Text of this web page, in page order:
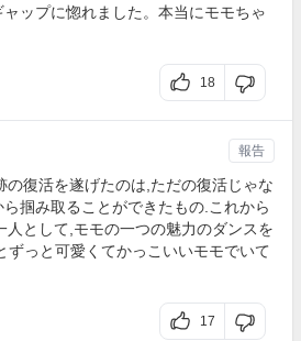
ップに惚れました。本当にモモちゃ
18
の復活を遂げたのは,ただの復活じゃな
掴み取ることができたもの.これから
人として,モモの一つの魅力のダンスを
ずっと可愛くてかっこいいモモでいて
17
報告